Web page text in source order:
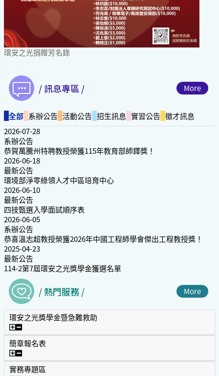
環安之光捐贈芳名錄
/ 訊息專區 / More
全部 系辦公告 活動公告 招生訊息 實習公告 徵才訊息
2026-07-28
系辦公告
恭賀萬騰州特聘教授榮獲115年教育部師鐸獎！
2026-06-18
最新公告
環境部淨零綠領人才中區培育中心
2026-06-10
最新公告
四技甄選入學面試順序表
2026-06-05
系辦公告
恭喜溫志超教授榮獲2026年中國工程師學會傑出工程教授獎！
2025-04-23
最新公告
114-2第7屆環安之光獎學金獲選名單
/ 熱門服務 / More
環安之光獎學金暨急難救助
環安之光獎學金暨急難救助
簡章報名表
簡章報名表
實務專題區